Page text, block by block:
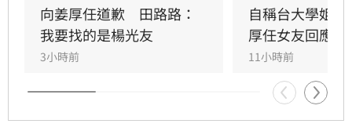
德出面緩頰，建議田路路應先安頓好生活，並提
議透過口述歷史記錄資深藝人的故事。許常德同
時批評現任理事長曹雨婷不應神隱，呼籲工會應
展現具體作為照顧資深藝人，而非僅提供勞健保
功能。整起事件引發關注，田路路則強調目前先
處理身體狀況，後續發展仍待觀察。
向姜厚任道歉　田路路：
我要找的是楊光友
3小時前
自稱台大學姐
厚任女友回應了
11小時前